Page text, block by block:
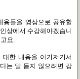
용들을 영상으로 공유할
상에서 수강해야겠습니
요.
한 내용을 여기저기서
는 말 듣지 않으려면 강